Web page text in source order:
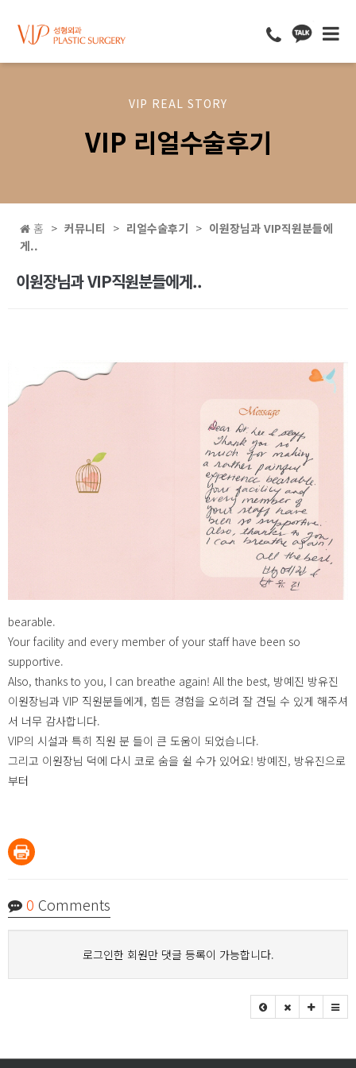
VIP REAL STORY
VIP 리얼수술후기
홈 커뮤니티 리얼수술후기
이원장님과 VIP직원분들에
게..
이원장님과 VIP직원분들에게..
bearable.
Your facility and every member of your staff have been so
supportive.
Also, thanks to you, I can breathe again! All the best, 방예진 방유진
이원장님과 VIP 직원분들에게, 힘든 경험을 오히려 잘 견딜 수 있게 해주셔
서 너무 감사합니다.
VIP의 시설과 특히 직원 분 들이 큰 도움이 되었습니다.
그리고 이원장님 덕에 다시 코로 숨을 쉴 수가 있어요! 방예진, 방유진으로
부터
0 Comments
로그인한 회원만 댓글 등록이 가능합니다.